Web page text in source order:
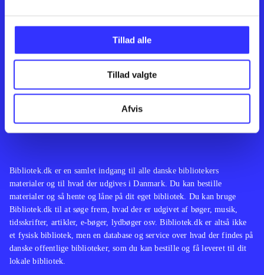
Tillad alle
Tillad valgte
Afvis Feedback
Bibliotek.dk er en samlet indgang til alle danske bibliotekers
materialer og til hvad der udgives i Danmark. Du kan bestille
materialer og så hente og låne på dit eget bibliotek. Du kan bruge
Bibliotek.dk til at søge frem, hvad der er udgivet af bøger, musik,
tidsskrifter, artikler, e-bøger, lydbøger osv. Bibliotek.dk er altså ikke
et fysisk bibliotek, men en database og service over hvad der findes på
danske offentlige biblioteker, som du kan bestille og få leveret til dit
lokale bibliotek.
Kontakt os
English
Artikler
Film
Musik
Noder